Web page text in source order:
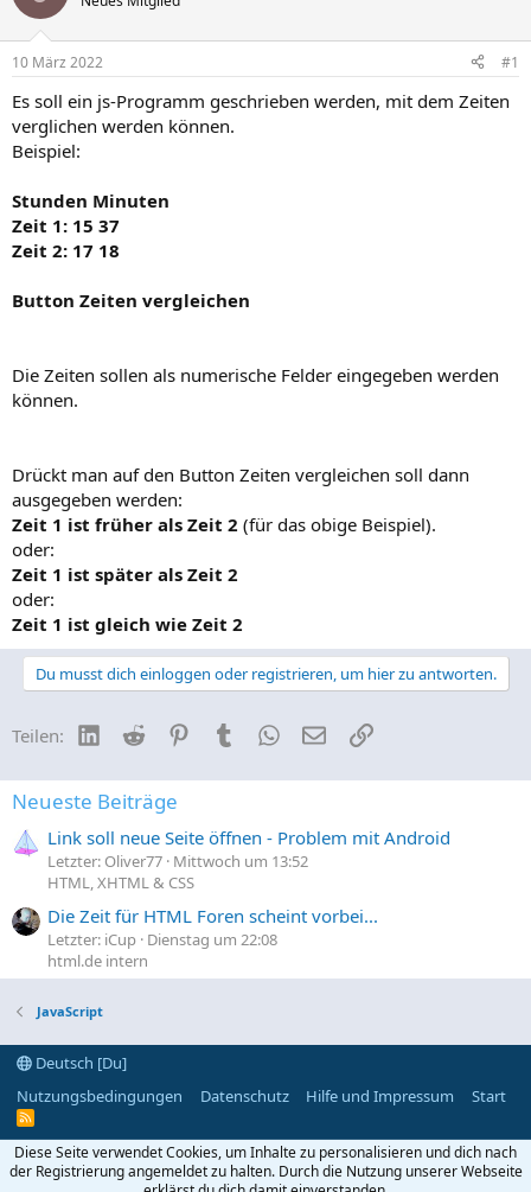
10 März 2022 #1
Es soll ein js-Programm geschrieben werden, mit dem Zeiten
verglichen werden können.
Beispiel:
Stunden Minuten
Zeit 1: 15 37
Zeit 2: 17 18
Button Zeiten vergleichen
Die Zeiten sollen als numerische Felder eingegeben werden
können.
Drückt man auf den Button Zeiten vergleichen soll dann
ausgegeben werden:
Zeit 1 ist früher als Zeit 2 (für das obige Beispiel).
oder:
Zeit 1 ist später als Zeit 2
oder:
Zeit 1 ist gleich wie Zeit 2
Du musst dich einloggen oder registrieren, um hier zu antworten.
Teilen: LinkedIn
Reddit PinterestTumblrWhatsApp
E-MailLink
Neueste Beiträge
Link soll neue Seite öffnen - Problem mit Android
Letzter: Oliver77 Mittwoch um 13:52
HTML, XHTML & CSS
Die Zeit für HTML Foren scheint vorbei...
Letzter: iCup Dienstag um 22:08
html.de intern
JavaScript
Deutsch [Du]
Nutzungsbedingungen
Datenschutz Hilfe und Impressum Start
R
S
Diese Seite verwendet Cookies, um Inhalte zu personalisieren und dich nach
der Registrierung angemeldet zu halten. Durch die Nutzung unserer Webseite